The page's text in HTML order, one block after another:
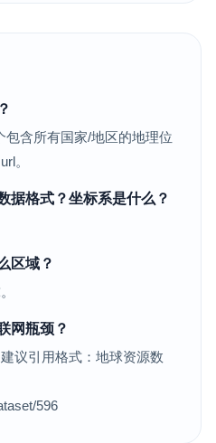
含所有国家/地区的地理位
。
据格式？坐标系是什么？
区域？
网瓶颈？
议引用格式：地球资源数
596